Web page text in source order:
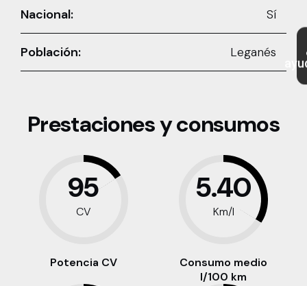
Nacional: Sí
Población: Leganés
Prestaciones y consumos
95
CV
Potencia CV
5.40
Km/l
Consumo medio
l/100 km